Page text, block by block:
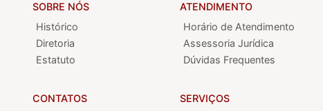
SOBRE NÓS
Histórico
Diretoria
Estatuto
CONTATOS
ATENDIMENTO
Horário de Atendimento
Assessoria Jurídica
Dúvidas Frequentes
SERVIÇOS